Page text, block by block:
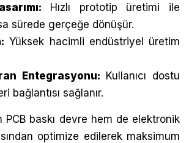
Hızlı prototip üretimi ile
sürede gerçeğe dönüşür.
Yüksek hacimli endüstriyel üretim
Entegrasyonu: Kullanıcı dostu
bağlantısı sağlanır.
PCB baskı devre hem de elektronik
optimize edilerek maksimum